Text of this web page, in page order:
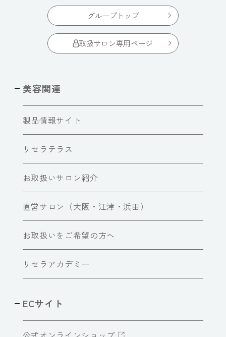
グループトップ
取扱サロン専用ページ
美容関連
製品情報サイト
リセラテラス
お取扱いサロン紹介
直営サロン（大阪・江津・浜田）
お取扱いをご希望の方へ
リセラアカデミー
ECサイト